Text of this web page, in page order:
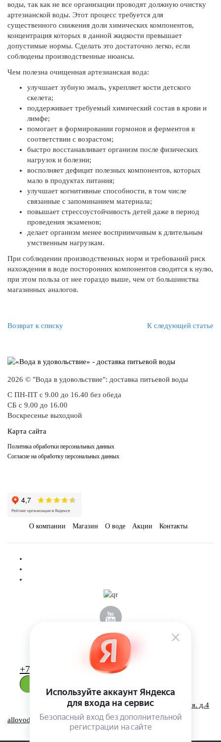
воды, так как не все организации проводят должную очистку
артезианской воды. Этот процесс требуется для
существенного снижения доли химических компонентов,
концентрация которых в данной жидкости превышает
допустимые нормы. Сделать это достаточно легко, если
соблюдены производственные нюансы.
Чем полезна очищенная артезианская вода:
улучшает зубную эмаль, укрепляет кости детского
скелета;
поддерживает требуемый химический состав в крови и
лимфе;
помогает в формировании гормонов и ферментов в
соответствии с возрастом;
быстро восстанавливает организм после физических
нагрузок и болезни;
восполняет дефицит полезных компонентов, которых
мало в продуктах питания;
улучшает когнитивные способности, в том числе
связанные с запоминанием материала;
повышает стрессоустойчивость детей даже в период
проведения экзаменов;
делает организм менее восприимчивым к длительным
умственным нагрузкам.
При соблюдении производственных норм и требований риск
нахождения в воде посторонних компонентов сводится к нулю,
при этом польза от нее гораздо выше, чем от большинства
магазинных аналогов.
Возврат к списку К следующей статье
2026 © "Вода в удовольствие": доставка питьевой воды
С ПН-ПТ с 9.00 до 16.40 без обеда
СБ с 9.00 до 16.00
Воскресенье выходной
Карта сайта
Политика обработки персональных данных
Согласие на обработку персональных данных
О компании Магазин О воде Акции Контакты
+7 (495) 223-46-26
115569, г. Москва, ул.Домодедовская. д.4
помещение 19п, офис 42А
allovoda@mail.ru